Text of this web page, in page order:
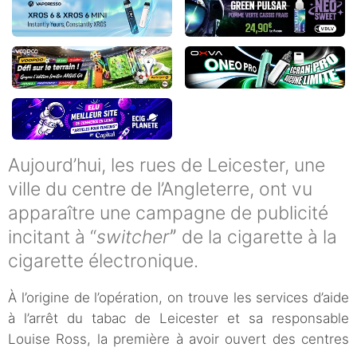
Aujourd’hui, les rues de Leicester, une
ville du centre de l’Angleterre, ont vu
apparaître une campagne de publicité
incitant à “switcherˮ de la cigarette à la
cigarette électronique.
À l’origine de l’opération, on trouve les services d’aide
à l’arrêt du tabac de Leicester et sa responsable
Louise Ross, la première à avoir ouvert des centres